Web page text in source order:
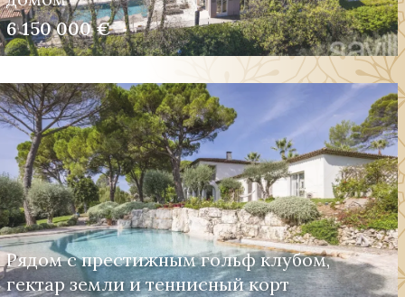
6 150 000 €
Рядом с престижным гольф клубом,
гектар земли и теннисный корт